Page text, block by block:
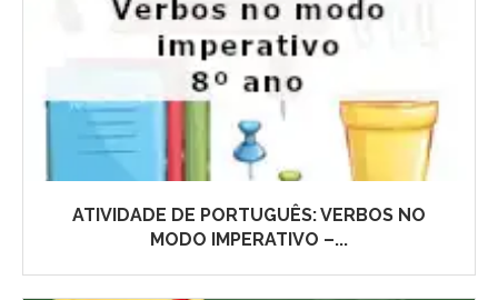
ATIVIDADE DE PORTUGUÊS: VERBOS NO
MODO IMPERATIVO –...